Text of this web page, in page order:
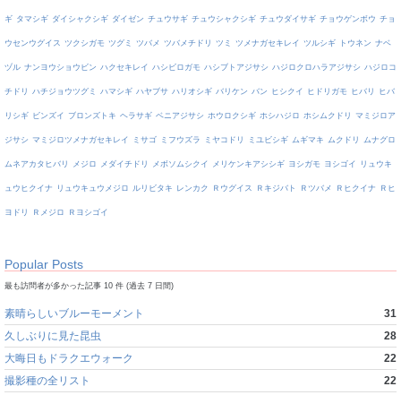
ギ タマシギ ダイシャクシギ ダイゼン チュウサギ チュウシャクシギ チュウダイサギ チョウゲンボウ チョ
ウセンウグイス ツクシガモ ツグミ ツバメ ツバメチドリ ツミ ツメナガセキレイ ツルシギ トウネン ナベ
ヅル ナンヨウショウビン ハクセキレイ ハシビロガモ ハシブトアジサシ ハジロクロハラアジサシ ハジロコ
チドリ ハチジョウツグミ ハマシギ ハヤブサ ハリオシギ バリケン バン ヒシクイ ヒドリガモ ヒバリ ヒバ
リシギ ビンズイ ブロンズトキ ヘラサギ ベニアジサシ ホウロクシギ ホシハジロ ホシムクドリ マミジロア
ジサシ マミジロツメナガセキレイ ミサゴ ミフウズラ ミヤコドリ ミユビシギ ムギマキ ムクドリ ムナグロ
ムネアカタヒバリ メジロ メダイチドリ メボソムシクイ メリケンキアシシギ ヨシガモ ヨシゴイ リュウキ
ュウヒクイナ リュウキュウメジロ ルリビタキ レンカク Ｒウグイス Ｒキジバト Ｒツバメ Ｒヒクイナ Ｒヒ
ヨドリ Ｒメジロ Ｒヨシゴイ
Popular Posts
最も訪問者が多かった記事 10 件 (過去 7 日間)
素晴らしいブルーモーメント
31
久しぶりに見た昆虫
28
大晦日もドラクエウォーク
22
撮影種の全リスト
22